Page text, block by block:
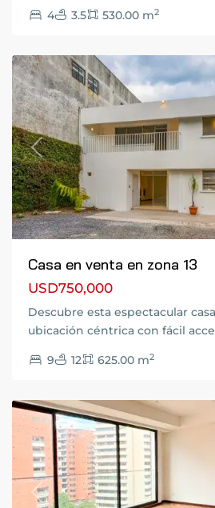
4 3.5 530.00 m2
de
Previous
Casa en venta en zona 13
USD750,000
Descubre esta espectacular
ubicación céntrica con fácil
9 12 625.00 m2
de
Previous